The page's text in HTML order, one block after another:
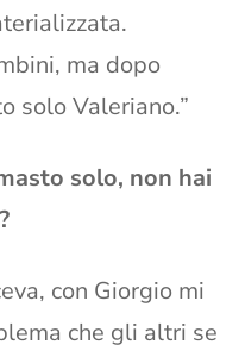
ma dopo
solo Valeriano.”
solo, non hai
con Giorgio mi
che gli altri se